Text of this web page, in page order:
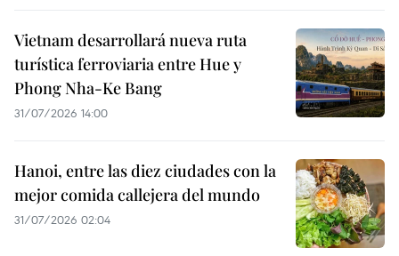
Vietnam desarrollará nueva ruta
turística ferroviaria entre Hue y
Phong Nha-Ke Bang
31/07/2026 14:00
Hanoi, entre las diez ciudades con la
mejor comida callejera del mundo
31/07/2026 02:04